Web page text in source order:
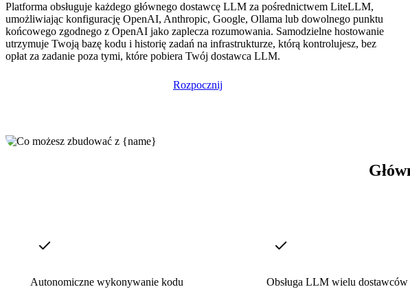
Platforma obsługuje każdego głównego dostawcę LLM za pośrednictwem LiteLLM,
umożliwiając konfigurację OpenAI, Anthropic, Google, Ollama lub dowolnego punktu
końcowego zgodnego z OpenAI jako zaplecza rozumowania. Samodzielne hostowanie
utrzymuje Twoją bazę kodu i historię zadań na infrastrukturze, którą kontrolujesz, bez
opłat za zadanie poza tymi, które pobiera Twój dostawca LLM.
Rozpocznij
Autonomiczne wykonywanie kodu Obsługa LLM wielu dostawców